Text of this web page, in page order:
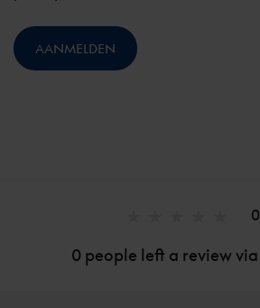
0
0 people left a review via